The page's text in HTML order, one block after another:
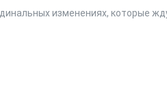
изменениях, которые